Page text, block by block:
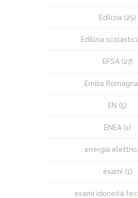
Edilizia (25)
Edilizia
EFSA(27)
Emilia Romagna
EN (5)
ENEA (1)
energia
esami (1)
esami idoneità